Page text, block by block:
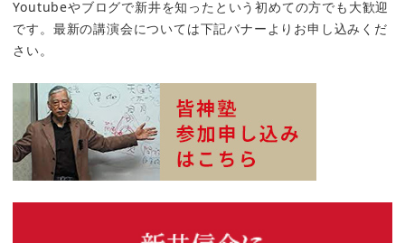
Youtubeやブログで新井を知ったという初めての方でも大歓迎
です。最新の講演会については下記バナーよりお申し込みくだ
さい。